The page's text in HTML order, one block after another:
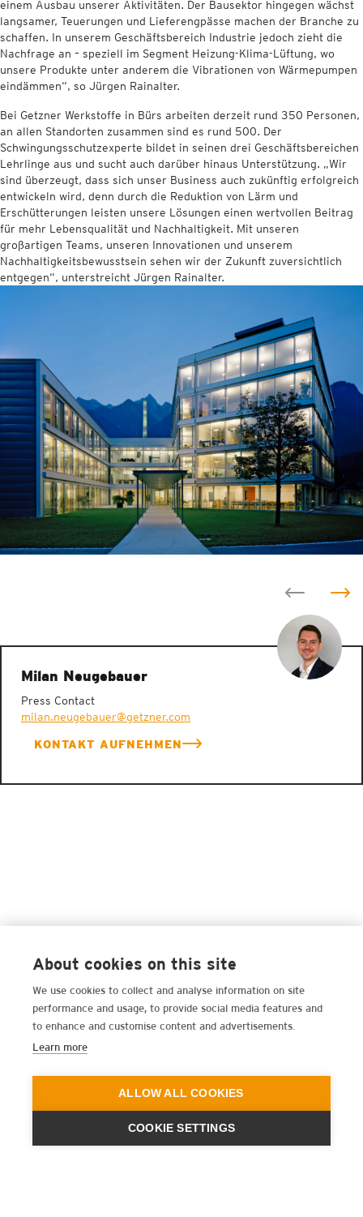
einem Ausbau unserer Aktivitäten. Der Bausektor hingegen wächst
langsamer, Teuerungen und Lieferengpässe machen der Branche zu
schaffen. In unserem Geschäftsbereich Industrie jedoch zieht die
Nachfrage an – speziell im Segment Heizung-Klima-Lüftung, wo
unsere Produkte unter anderem die Vibrationen von Wärmepumpen
eindämmen“, so Jürgen Rainalter.
Bei Getzner Werkstoffe in Bürs arbeiten derzeit rund 350 Personen,
an allen Standorten zusammen sind es rund 500. Der
Schwingungsschutzexperte bildet in seinen drei Geschäftsbereichen
Lehrlinge aus und sucht auch darüber hinaus Unterstützung. „Wir
sind überzeugt, dass sich unser Business auch zukünftig erfolgreich
entwickeln wird, denn durch die Reduktion von Lärm und
Erschütterungen leisten unsere Lösungen einen wertvollen Beitrag
für mehr Lebensqualität und Nachhaltigkeit. Mit unseren
großartigen Teams, unseren Innovationen und unserem
Nachhaltigkeitsbewusstsein sehen wir der Zukunft zuversichtlich
entgegen“, unterstreicht Jürgen Rainalter.
Milan Neugebauer
Press Contact
milan.neugebauer@getzner.com
KONTAKT AUFNEHMEN
About cookies on this site
We use cookies to collect and analyse information on site
performance and usage, to provide social media features and
to enhance and customise content and advertisements.
Learn more
ALLOW ALL COOKIES
COOKIE SETTINGS